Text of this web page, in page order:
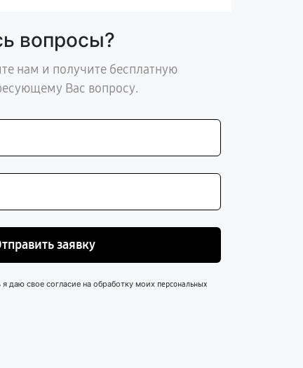
вопросы?
нам и получите бесплатную
Вас вопросу.
заявку
даю свое согласие на обработку моих персональных